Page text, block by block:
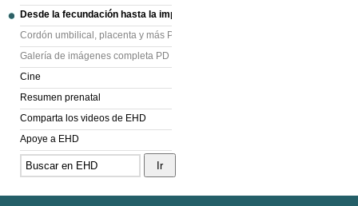
Desde la fecundación hasta la implantación PD
Cordón umbilical, placenta y más PD
Galería de imágenes completa PD
Cine
Resumen prenatal
Comparta los videos de EHD
Apoye a EHD